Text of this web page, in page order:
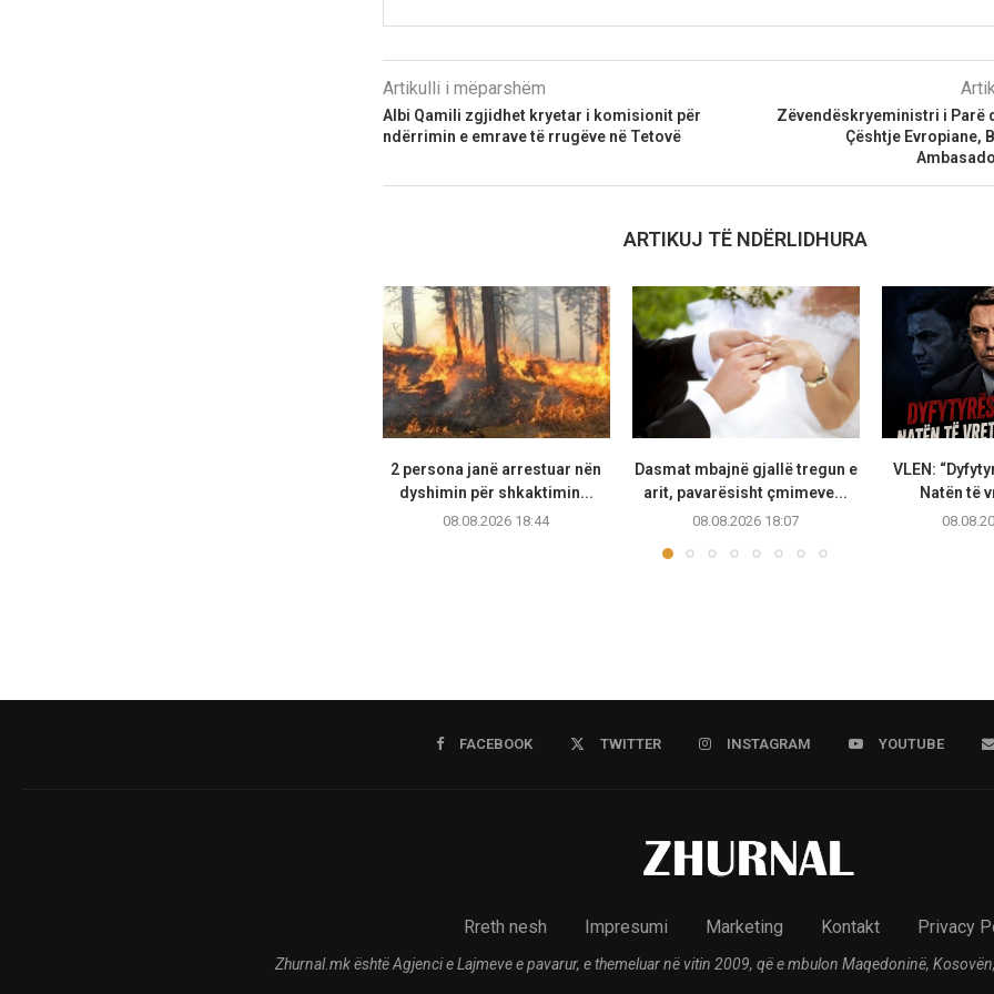
Artikulli i mëparshëm
Albi Qamili zgjidhet kryetar i komisionit për
ndërrimin e emrave të rrugëve në Tetovë
Zëvendëskryeministri i Parë
Çështje Evropiane,
ARTIKUJ TË NDËRLIDHURA
2 persona janë arrestuar nën
dyshimin për shkaktimin...
08.08.2026 18:44
Dasmat mbajnë gjallë tregun e
arit, pavarësisht çmimeve...
08.08.2026 18:07
VLEN:
Natën të
FACEBOOK TWITTER INSTAGRAM YOUTUBE
Rreth nesh Impresumi Marketing Kontakt Privacy
Zhurnal.mk është Agjenci e Lajmeve e pavarur, e themeluar në vitin 2009, që e mbulon Maqedoninë,